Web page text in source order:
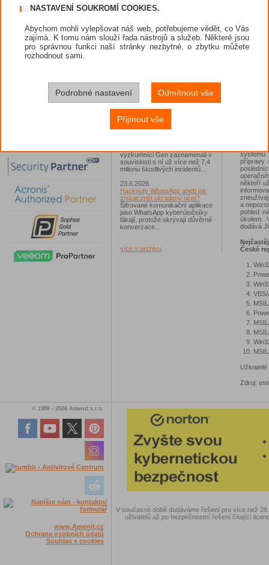
Standard?
magazínem IT Kompas...
26.6.2026
ESET: S příchodem léta
zaplavují Česko falešné mobilní
Chase Home App či Candy
Race Launcher. Hlavním cílem
útočníků bylo v tomto případě
Polsko, následováno Českem a
Slovenskem...
24.6.2026
výzkumníci Gen zaznamenali v
souvislosti s ní už více než 7,4
milionu škodlivých incidentů...
23.6.2026
Hacknutý WhatsApp aneb jak
získat zpět ukradený účet?
Šifrované komunikační aplikace
jako WhatsApp kyberútočníky
lákají, protože skrývají důvěrné
konverzace...
více v archivu
když se
Útoky
Škodlivý
systému
přípravy
někteří
a
pohled
úkolem.
dodává
České
Zdroj:
© 1998 - 2026 Amenit s.r.o.
www.Amenit.cz
Ochrana osobních údajů
Souhlas s cookies
V současné době dodáváme řešení pro více než
uživatelů až po bezpečnostní řešení čítající
NASTAVENÍ SOUKROMÍ COOKIES.
Abychom mohli vylepšovat náš web, potřebujeme vědět, co Vás
zajímá. K tomu nám slouží řada nástrojů a služeb. Některé jsou
pro správnou funkci naší stránky nezbytné, o zbytku můžete
rozhodnout sami.
Podrobné nastavení Odmítnout vše
Přijmout vše